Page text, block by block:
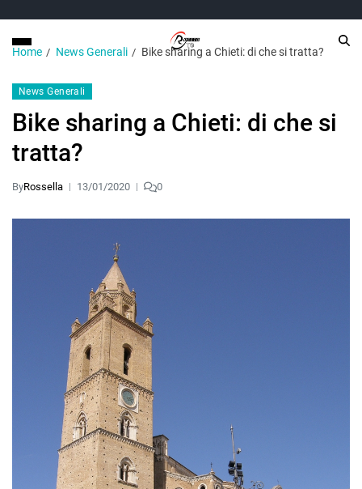
Home News Generali Bike sharing a Chieti: di che si tratta?
News Generali
Bike sharing a Chieti: di che si
tratta?
ByRossella 13/01/2020 0